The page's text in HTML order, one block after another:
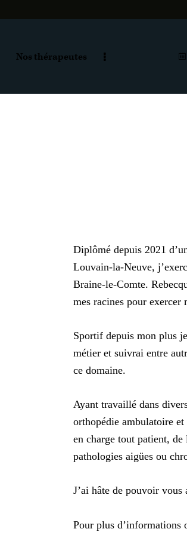
Nos thérapeutes
Diplômé depuis 2021
Louvain-la-Neuve,
Braine-le-Comte.
mes racines pour
Sportif depuis mon plus
métier et suivrai entre
ce domaine.
Ayant travaillé dans
orthopédie ambulatoire
en charge tout patient, de
pathologies aigües ou
J’ai hâte de pouvoir
Pour plus d’informations